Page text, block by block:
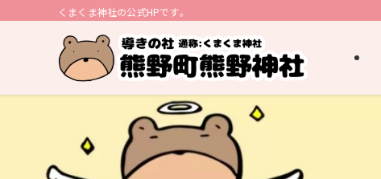
くまくま神社の公式HPです｡